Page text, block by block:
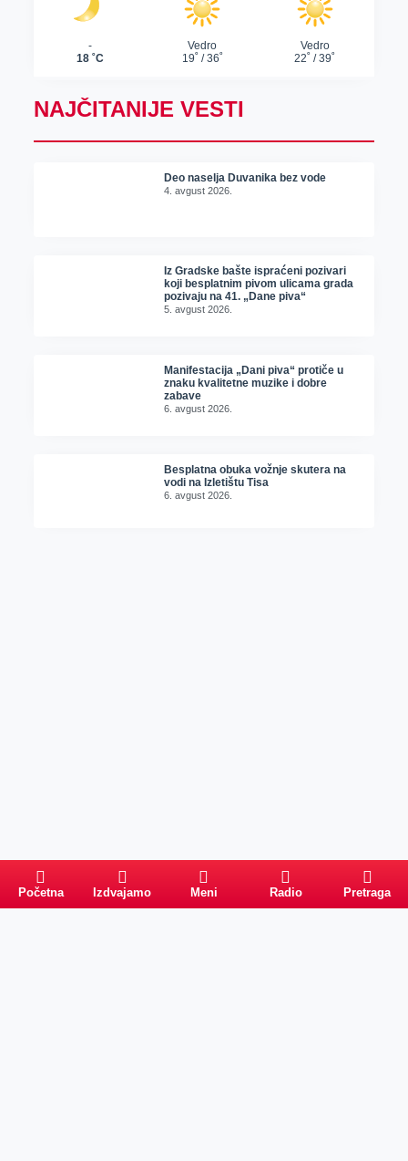
NAJČITANIJE VESTI
Deo naselja Duvanika bez vode
4. avgust 2026.
Iz Gradske bašte ispraćeni pozivari
koji besplatnim pivom ulicama grada
pozivaju na 41. „Dane piva“
5. avgust 2026.
Manifestacija „Dani piva“ protiče u
znaku kvalitetne muzike i dobre
zabave
6. avgust 2026.
Besplatna obuka vožnje skutera na
vodi na Izletištu Tisa
6. avgust 2026.
Početna Izdvajamo Meni Radio Pretraga